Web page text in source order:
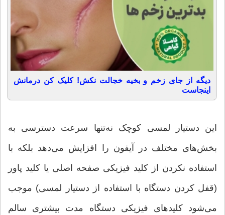
دیگه از جای زخم و بخیه خجالت نکش! کلیک کن درمانش
اینجاست
این دستیار لمسی کوچک نه‌تنها سرعت دسترسی به
بخش‌های مختلف در آیفون را افزایش می‌دهد بلکه با
استفاده نکردن از کلید فیزیکی صفحه اصلی یا کلید پاور
(قفل کردن دستگاه با استفاده از دستیار لمسی) موجب
می‌شود کلیدهای فیزیکی دستگاه مدت بیشتری سالم